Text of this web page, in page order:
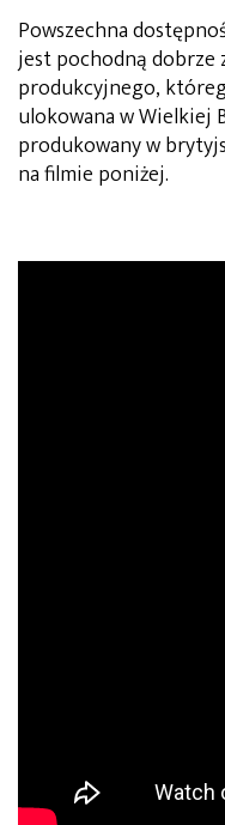
Powszechna
jest pochodną dobrze
produkcyjnego,
ulokowana w Wielkiej
produkowany w
na filmie poniżej.